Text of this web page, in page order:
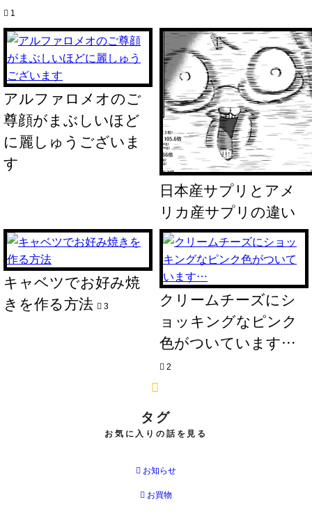
1
アルファロメオのご
尊顔がまぶしいほど
に麗しゅうございま
す
日本産サプリとアメ
リカ産サプリの違い
キャベツでお好み焼
きを作る方法
3
クリームチーズにシ
ョッキングなピンク
色がついています…
2
タグ
お気に入りの話を見る
お知らせ
お買物